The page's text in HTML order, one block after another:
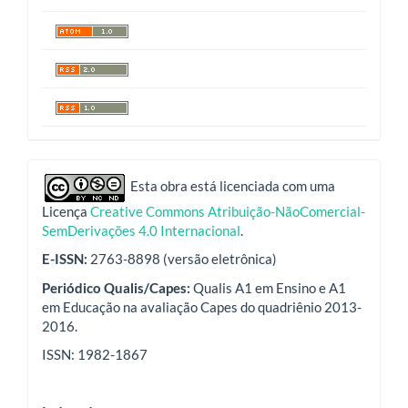
indexadoresEsta obra está licenciada com uma
Licença Creative Commons Atribuição-NãoComercial-
SemDerivações 4.0 Internacional.
E-ISSN: 2763-8898 (versão eletrônica)
Periódico Qualis/Capes: Qualis A1 em Ensino e A1
em Educação na avaliação Capes do quadriênio 2013-
2016.
ISSN: 1982-1867